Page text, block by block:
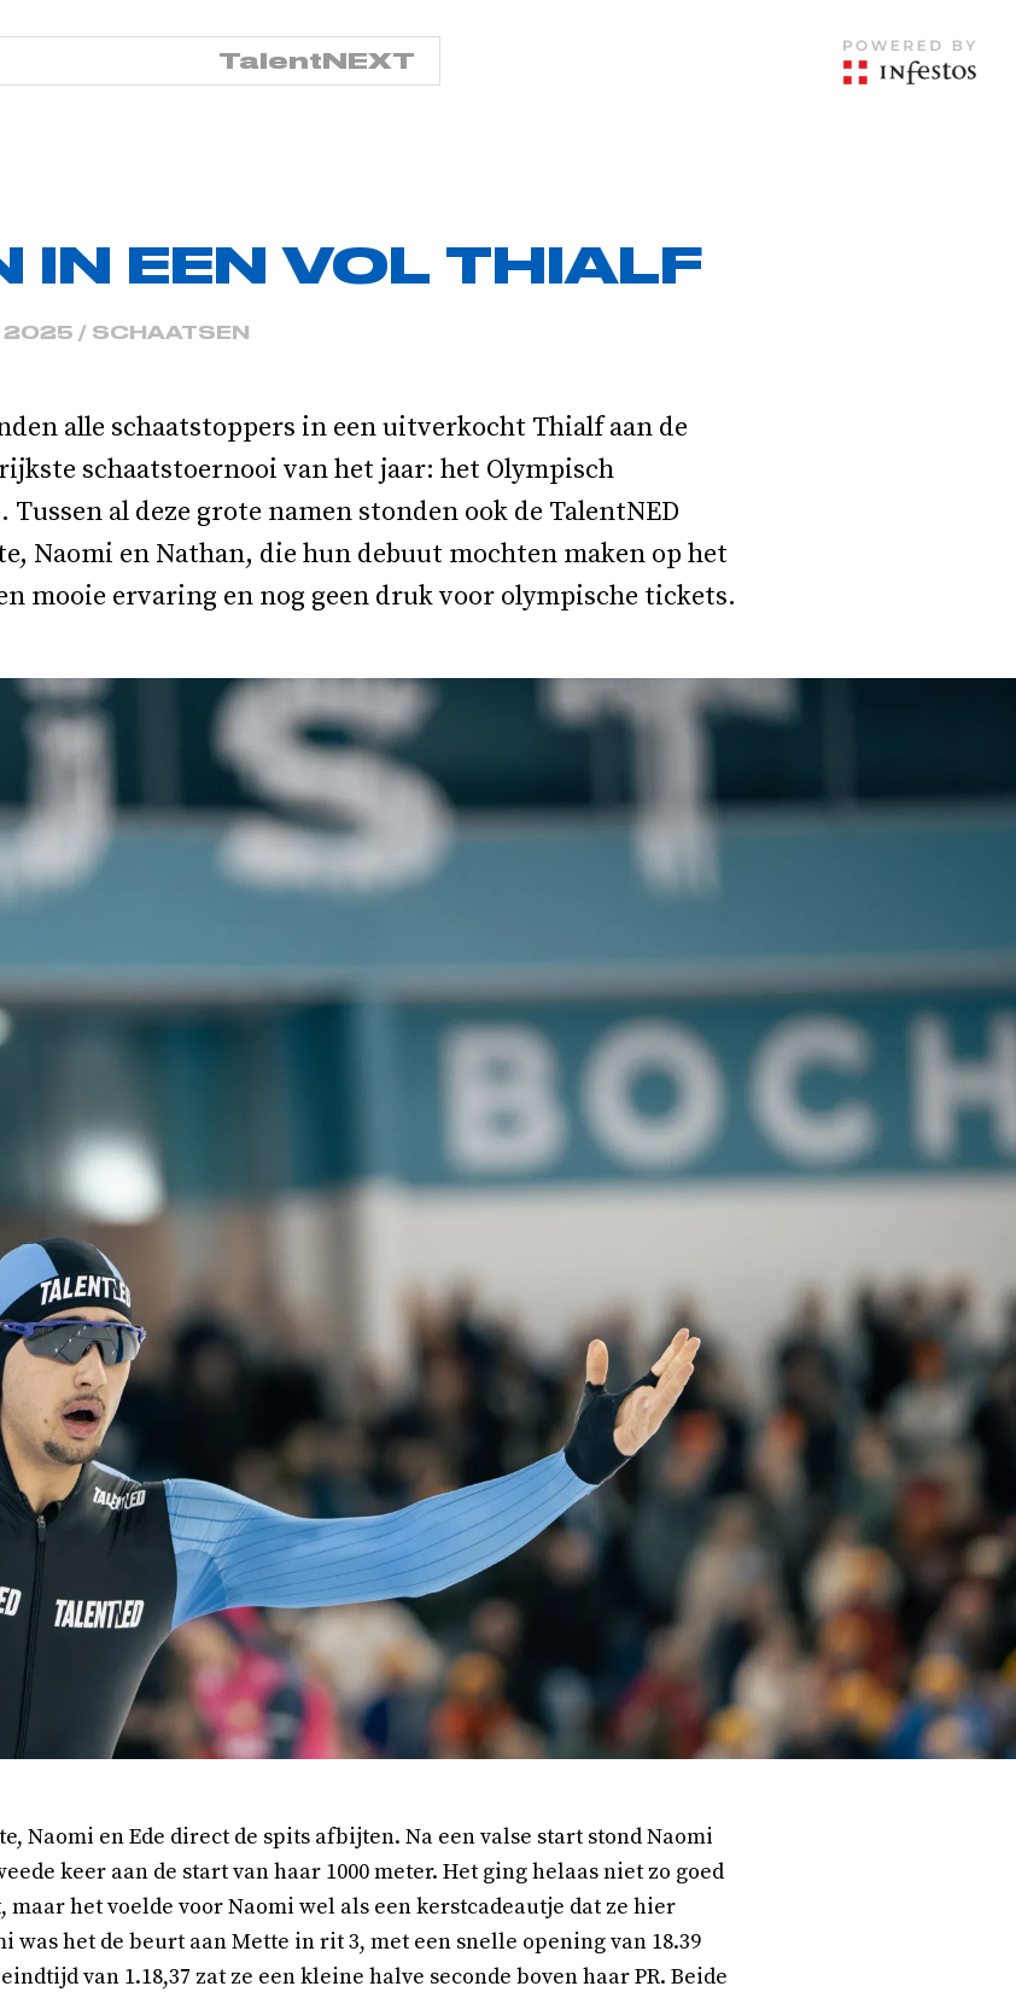
TalentNEXT
IN EEN VOL THIALF
2025 / SCHAATSEN
alle schaatstoppers in een uitverkocht Thialf aan de
schaatstoernooi van het jaar: het Olympisch
al deze grote namen stonden ook de TalentNED
Naomi en Nathan, die hun debuut mochten maken op het
mooie ervaring en nog geen druk voor olympische tickets.
Naomi en Ede direct de spits afbijten. Na een valse start stond Naomi
keer aan de start van haar 1000 meter. Het ging helaas niet zo goed
maar het voelde voor Naomi wel als een kerstcadeautje dat ze hier
het de beurt aan Mette in rit 3, met een snelle opening van 18.39
van 1.18,37 zat ze een kleine halve seconde boven haar PR. Beide